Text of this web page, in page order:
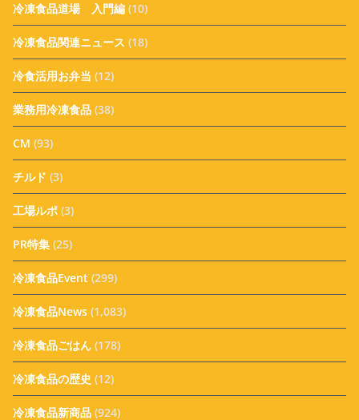
冷凍食品道場 入門編 (10)
冷凍食品関連ニュース (18)
冷食活用お弁当 (12)
業務用冷凍食品 (38)
CM (93)
チルド (3)
工場ルポ (3)
PR特集 (25)
冷凍食品Event (299)
冷凍食品News (1,083)
冷凍食品ごはん (178)
冷凍食品の歴史 (12)
冷凍食品新商品 (924)